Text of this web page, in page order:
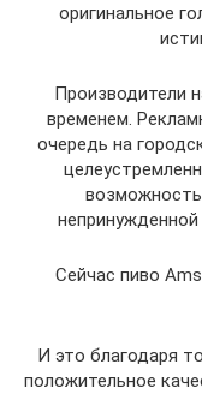
оригинальное
Производители
временем.
очередь на
Сейчас пиво
И это благодаря
положительное